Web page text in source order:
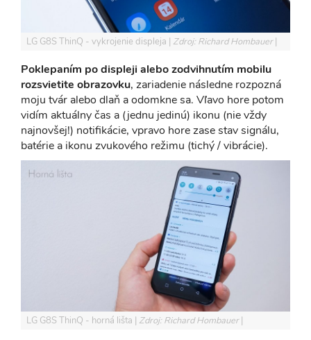
LG G8S ThinQ - vykrojenie displeja Zdroj: Richard Hombauer
Poklepaním po displeji alebo zodvihnutím mobilu
rozsvietite obrazovku, zariadenie následne rozpozná
moju tvár alebo dlaň a odomkne sa. Vľavo hore potom
vidím aktuálny čas a (jednu jedinú) ikonu (nie vždy
najnovšej!) notifikácie, vpravo hore zase stav signálu,
batérie a ikonu zvukového režimu (tichý / vibrácie).
LG G8S ThinQ - horná lišta Zdroj: Richard Hombauer